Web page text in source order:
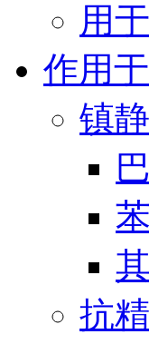
用
作用
镇
抗